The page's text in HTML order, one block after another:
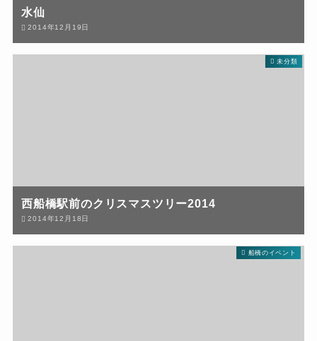
水仙
2014年12月19日
未分類
西船橋駅前のクリスマスツリー2014
2014年12月18日
船橋のイベント